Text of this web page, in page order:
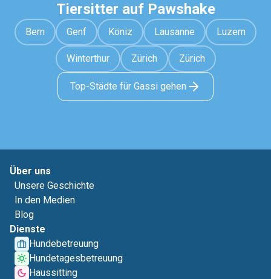
Tiersitter auf Pawshake
Bern Genf Köniz Lausanne Luzern
Winterthur Zürich Zürich
Top-Städte für Gassi gehen
Über uns
Unsere Geschichte
In den Medien
Blog
Dienste
Hundebetreuung
Hundetagesbetreuung
Haussitting